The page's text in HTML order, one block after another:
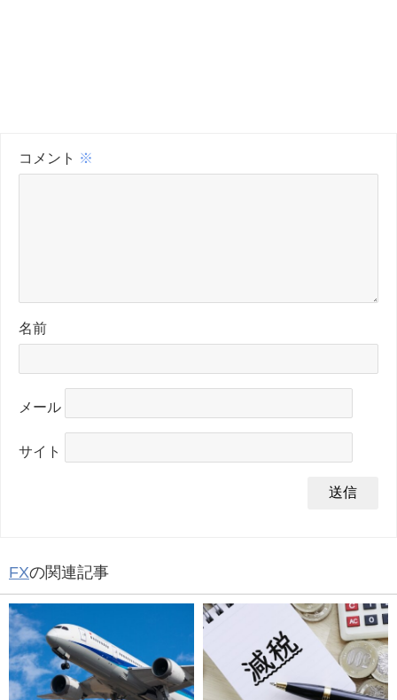
コメント ※
名前
メール
サイト
FXの関連記事